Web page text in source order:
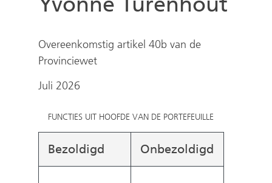
e
Overeenkomstig artikel 40b van de
Provinciewet
Juli 2026
FUNCTIES UIT HOOFDE VAN DE PORTEFEUILLE
Bezoldigd Onbezoldigd